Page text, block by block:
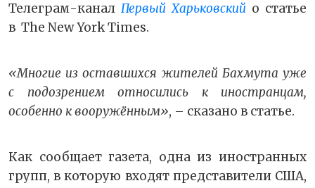
Телеграм-канал Первый Харьковский о статье
в The New York Times.
«Многие из оставшихся жителей Бахмута уже
с подозрением относились к иностранцам,
особенно к вооружённым», – сказано в статье.
Как сообщает газета, одна из иностранных
групп, в которую входят представители США,